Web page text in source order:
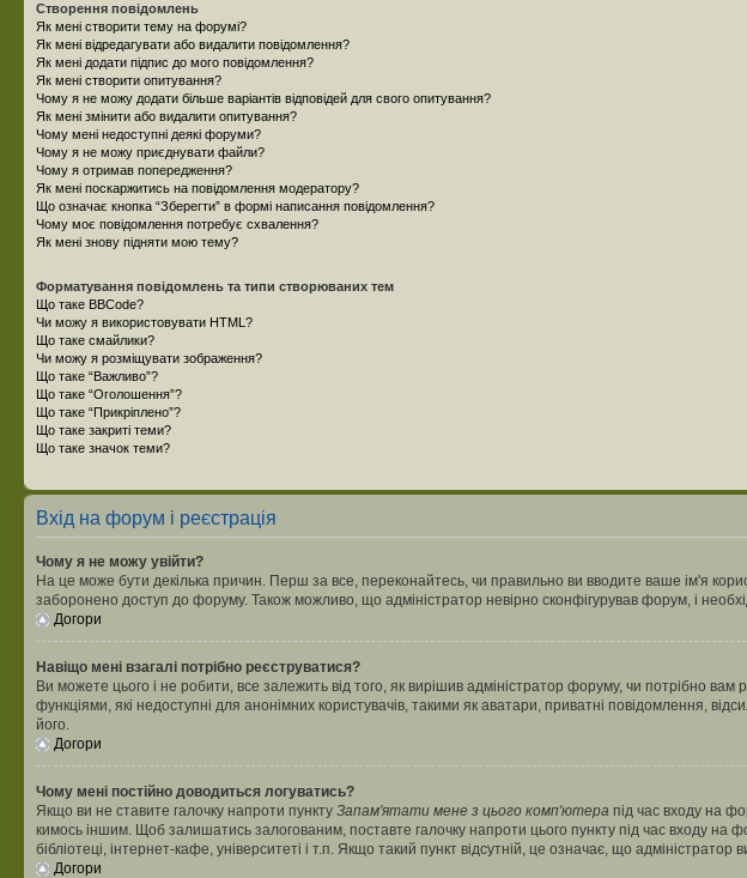
Створення повідомлень
Як мені створити тему на форумі?
Як мені відредагувати або видалити повідомлення?
Як мені додати підпис до мого повідомлення?
Як мені створити опитування?
Чому я не можу додати більше варіантів відповідей для свого опитування?
Як мені змінити або видалити опитування?
Чому мені недоступні деякі форуми?
Чому я не можу приєднувати файли?
Чому я отримав попередження?
Як мені поскаржитись на повідомлення модератору?
Що означає кнопка “Зберегти” в формі написання повідомлення?
Чому моє повідомлення потребує схвалення?
Як мені знову підняти мою тему?
Форматування повідомлень та типи створюваних тем
Що таке BBCode?
Чи можу я використовувати HTML?
Що таке смайлики?
Чи можу я розміщувати зображення?
Що таке “Важливо”?
Що таке “Оголошення”?
Що таке “Прикріплено”?
Що таке закриті теми?
Що таке значок теми?
Вхід на форум і реєстрація
Чому я не можу увійти?
На це може бути декілька причин. Перш за все, переконайтесь, чи правильно ви вводите ваше ім'я
заборонено доступ до форуму. Також можливо, що адміністратор невірно сконфігурував форум, і
Догори
Навіщо мені взагалі потрібно реєструватися?
Ви можете цього і не робити, все залежить від того, як вирішив адміністратор форуму, чи потрібно
функціями, які недоступні для анонімних користувачів, такими як аватари, приватні повідомлення,
його.
Догори
Чому мені постійно доводиться логуватись?
Якщо ви не ставите галочку напроти пункту Запам'ятати мене з цього комп'ютера під час входу на
кимось іншим. Щоб залишатись залогованим, поставте галочку напроти цього пункту під час входу
бібліотеці, інтернет-кафе, університеті і т.п. Якщо такий пункт відсутній, це означає, що адміністратор
Догори